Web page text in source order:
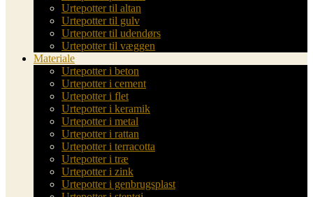
Urtepotter til altan
Urtepotter til gulv
Urtepotter til udendørs
Urtepotter til væggen
Materiale
Urtepotter i beton
Urtepotter i cement
Urtepotter i flet
Urtepotter i keramik
Urtepotter i metal
Urtepotter i rattan
Urtepotter i terracotta
Urtepotter i træ
Urtepotter i zink
Urtepotter i genbrugsplast